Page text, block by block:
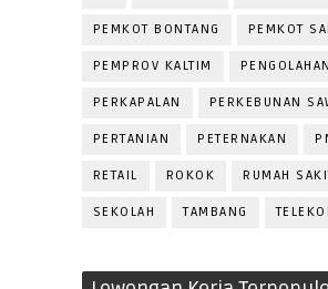
PEMKOT BONTANG PEMKOT
PEMPROV KALTIM
PERKAPALAN PERKEBUNAN
PERTANIAN PETERNAKAN
RETAIL ROKOK RUMAH
SEKOLAH TAMBANG